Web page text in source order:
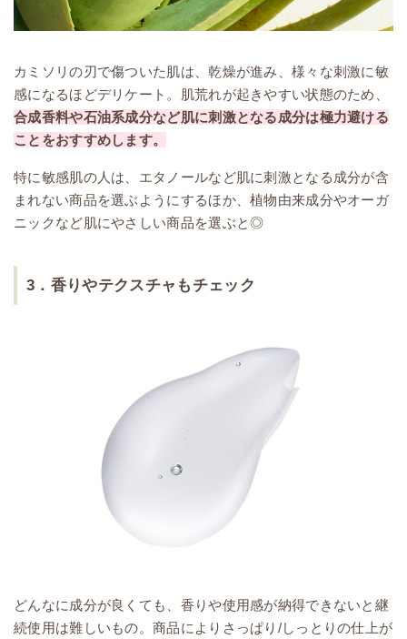
カミソリの刃で傷ついた肌は、乾燥が進み、様々な刺激に敏
感になるほどデリケート。肌荒れが起きやすい状態のため、
合成香料や石油系成分など肌に刺激となる成分は極力避ける
ことをおすすめします。
特に敏感肌の人は、エタノールなど肌に刺激となる成分が含
まれない商品を選ぶようにするほか、植物由来成分やオーガ
ニックなど肌にやさしい商品を選ぶと◎
3．香りやテクスチャもチェック
どんなに成分が良くても、香りや使用感が納得できないと継
続使用は難しいもの。商品によりさっぱり/しっとりの仕上が